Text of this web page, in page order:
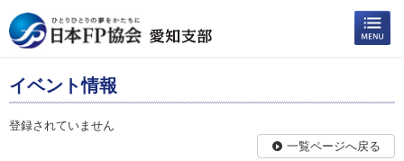
イベント情報
登録されていません
一覧ページへ戻る